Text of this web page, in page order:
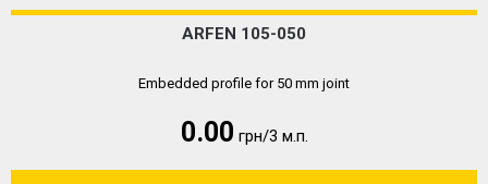
ARFEN 105-050
Embedded profile for 50 mm joint
0.00 грн/3 м.п.